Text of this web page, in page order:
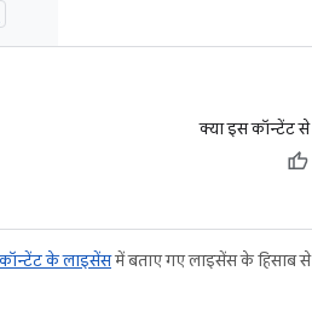
क्या इस कॉन्टेंट
कॉन्टेंट के लाइसेंसमें बताए गए लाइसेंस के हिसाब से